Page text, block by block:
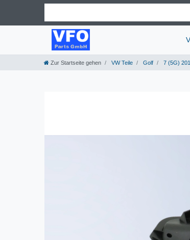
Zur Startseite gehen VW Teile Golf 7 (5G)